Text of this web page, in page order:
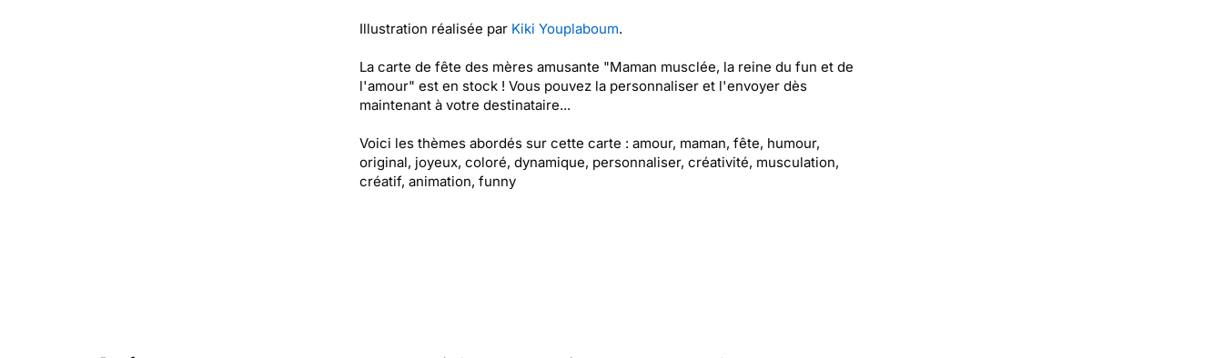
Illustration réalisée par Kiki Youplaboum.
La carte de fête des mères amusante "Maman musclée, la reine du fun et de
l'amour" est en stock ! Vous pouvez la personnaliser et l'envoyer dès
maintenant à votre destinataire...
Voici les thèmes abordés sur cette carte : amour, maman, fête, humour,
original, joyeux, coloré, dynamique, personnaliser, créativité, musculation,
créatif, animation, funny